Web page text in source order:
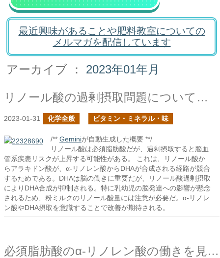
最近興味があることや肥料教室についての
メルマガを配信しています
アーカイブ ： 2023年01年月
リノール酸の過剰摂取問題について触れてみる
2023-01-31 化学全般 ビタミン・ミネラル・味
/** Geminiが自動生成した概要 **/
リノール酸は必須脂肪酸だが、過剰摂取すると脳血
管系疾患リスクが上昇する可能性がある。 これは、リノール酸か
らアラキドン酸が、α-リノレン酸からDHAが合成される経路が競合
するためである。DHAは脳の働きに重要だが、リノール酸過剰摂取
によりDHA合成が抑制される。特に乳幼児の脳発達への影響が懸念
されるため、粉ミルクのリノール酸量には注意が必要だ。α-リノレ
ン酸やDHA摂取を意識することで改善が期待される。
必須脂肪酸のα-リノレン酸の働きを見てみる